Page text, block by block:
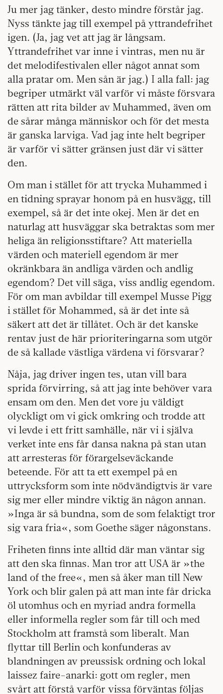
Ju mer jag tänker, desto mindre förstår jag.
Nyss tänkte jag till exempel på yttrandefrihet
igen. (Ja, jag vet att jag är långsam.
Yttrandefrihet var inne i vintras, men nu är
det melodifestivalen eller något annat som
alla pratar om. Men sån är jag.) I alla fall: jag
begriper utmärkt väl varför vi måste försvara
rätten att rita bilder av Muhammed, även om
de sårar många människor och för det mesta
är ganska larviga. Vad jag inte helt begriper
är varför vi sätter gränsen just där vi sätter
den.
Om man i stället för att trycka Muhammed i
en tidning sprayar honom på en husvägg, till
exempel, så är det inte okej. Men är det en
naturlag att husväggar ska betraktas som mer
heliga än religionsstiftare? Att materiella
värden och materiell egendom är mer
okränkbara än andliga värden och andlig
egendom? Det vill säga, viss andlig egendom.
För om man avbildar till exempel Musse Pigg
i stället för Mohammed, så är det inte så
säkert att det är tillåtet. Och är det kanske
rentav just de här prioriteringarna som utgör
de så kallade västliga värdena vi försvarar?
Nåja, jag driver ingen tes, utan vill bara
sprida förvirring, så att jag inte behöver vara
ensam om den. Men det vore ju väldigt
olyckligt om vi gick omkring och trodde att
vi levde i ett fritt samhälle, när vi i själva
verket inte ens får dansa nakna på stan utan
att arresteras för förargelseväckande
beteende. För att ta ett exempel på en
uttrycksform som inte nödvändigtvis är vare
sig mer eller mindre viktig än någon annan.
»Inga är så bundna, som de som felaktigt tror
sig vara fria«, som Goethe säger någonstans.
Friheten finns inte alltid där man väntar sig
att den ska finnas. Man tror att USA är »the
land of the free«, men så åker man till New
York och blir galen på att man inte får dricka
öl utomhus och en myriad andra formella
eller informella regler som får till och med
Stockholm att framstå som liberalt. Man
flyttar till Berlin och konfunderas av
blandningen av preussisk ordning och lokal
laissez faire-anarki: gott om regler, men
svårt att förstå varför vissa förväntas följas